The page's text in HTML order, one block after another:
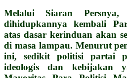
Melalui Siaran
dihidupkannya kembali
atas dasar kerinduan akan
di masa lampau. Menurut
ini, sedikit politisi partai
ideologis dan kebijakan